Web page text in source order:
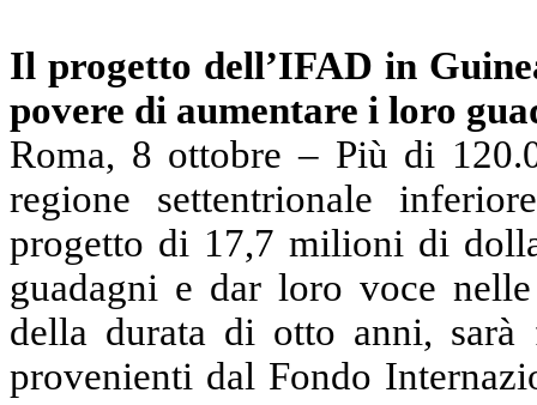
Il progetto dell’IFAD in
povere di aumentare i loro
Roma, 8 ottobre – Più di
regione settentrionale
progetto di 17,7 milioni di
guadagni e dar loro voce
della durata di otto anni,
provenienti dal Fondo